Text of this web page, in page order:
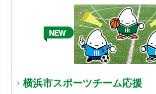
横浜市スポーツチーム応援